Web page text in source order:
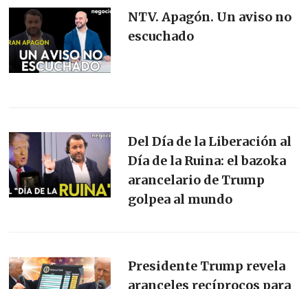
NTV. Apagón. Un aviso no
escuchado
Del Día de la Liberación al
Día de la Ruina: el bazoka
arancelario de Trump
golpea al mundo
Presidente Trump revela
aranceles recíprocos para